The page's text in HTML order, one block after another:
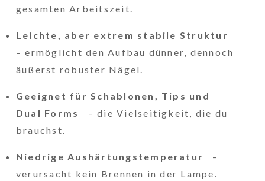
gesamten Arbeitszeit.
Leichte, aber extrem stabile Struktur
– ermöglicht den Aufbau dünner, dennoch
äußerst robuster Nägel.
Geeignet für Schablonen, Tips und
Dual Forms
– die Vielseitigkeit, die du
brauchst.
Niedrige Aushärtungstemperatur
–
verursacht kein Brennen in der Lampe.